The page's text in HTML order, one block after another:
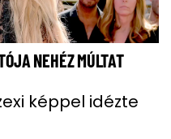
NEHÉZ MÚLTAT
képpel idézte